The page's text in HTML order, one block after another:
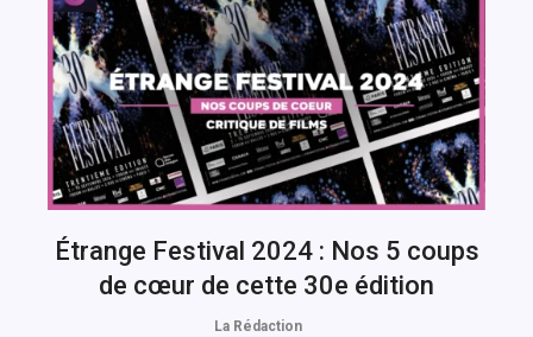
Étrange Festival 2024 : Nos 5 coups
de cœur de cette 30e édition
La Rédaction